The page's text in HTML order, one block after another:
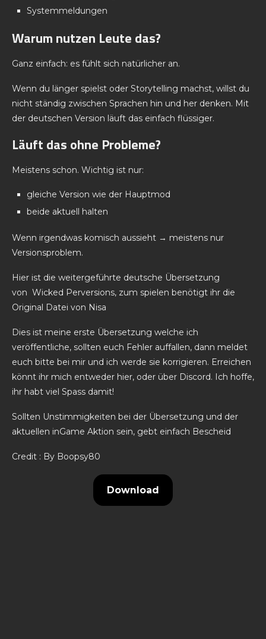
Systemmeldungen
Warum nutzen Leute das?
Ganz einfach: es fühlt sich natürlicher an.
Wenn du länger spielst oder Storytelling machst, willst du
nicht ständig zwischen Sprachen hin und her denken. Mit
der deutschen Version läuft das einfach flüssiger.
Läuft das ohne Probleme?
Meistens schon. Wichtig ist nur:
gleiche Version wie der Hauptmod
beide aktuell halten
Wenn irgendwas komisch aussieht → meistens nur
Versionsproblem.
Hier ist die weitergeführte deutsche Übersetzung
von Wicked Perversions, zum spielen benötigt ihr die
Original Datei von Nisa
Dies ist meine erste Übersetzung welche ich
veröffentliche, sollten euch Fehler auffallen, dann meldet
euch bitte bei mir und ich werde sie korrigieren. Erreichen
könnt ihr mich entweder hier, oder über Discord. Ich hoffe,
ihr habt viel Spass damit!
Sollten Unstimmigkeiten bei der Übersetzung und der
aktuellen inGame Aktion sein, gebt einfach Bescheid
Credit : By Boopsy80
Download